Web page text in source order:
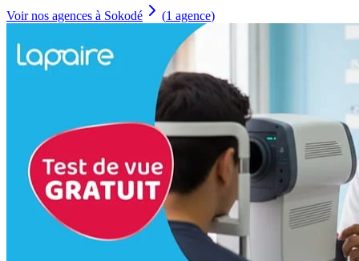
Voir nos agences à Sokodé (1 agence)